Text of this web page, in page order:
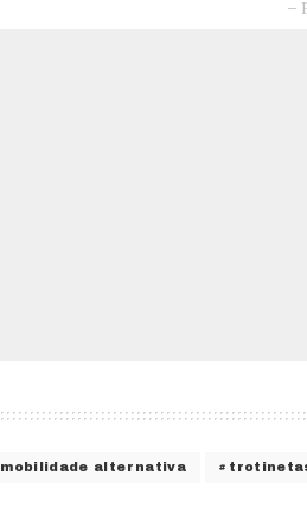
–
mobilidade alternativa